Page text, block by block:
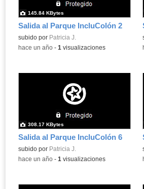
Salida al Parque IncluColón 2
subido por Patricia J.
145.84 KBytes
-hace un año- 1 visualizaciones -
Salida al Parque IncluColón 6
subido por Patricia J.
308.17 KBytes
-hace un año- 1 visualizaciones -